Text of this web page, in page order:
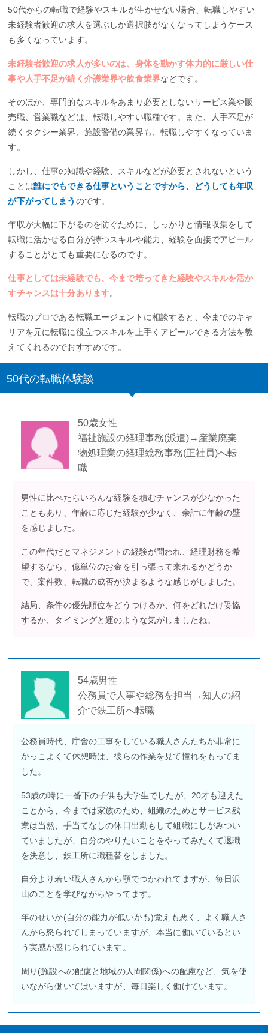
50代からの転職で経験やスキルが生かせない場合、転職しやすい
未経験者歓迎の求人を選ぶしか選択肢がなくなってしまうケース
も多くなっています。
未経験者歓迎の求人が多いのは、身体を動かす体力的に厳しい仕
事や人手不足が続く介護業界や飲食業界などです。
そのほか、専門的なスキルをあまり必要としないサービス業や販
売職、営業職などは、転職しやすい職種です。また、人手不足が
続くタクシー業界、施設警備の業界も、転職しやすくなっていま
す。
しかし、仕事の知識や経験、スキルなどが必要とされないという
ことは誰にでもできる仕事ということですから、どうしても年収
が下がってしまう のです。
年収が大幅に下がるのを防ぐために、しっかりと情報収集をして
転職に活かせる自分が持つスキルや能力、経験を面接でアピール
することがとても重要になるのです。
仕事としては未経験でも、今まで培ってきた経験やスキルを活か
すチャンスは十分あります。
転職のプロである転職エージェントに相談すると、今までのキャ
リアを元に転職に役立つスキルを上手くアピールできる方法を教
えてくれるのでおすすめです。
50代の転職体験談
50歳女性
福祉施設の経理事務(派遣)→産業廃棄
物処理業の経理総務事務(正社員)へ転
職
男性に比べたらいろんな経験を積むチャンスが少なかった
こともあり、年齢に応じた経験が少なく、余計に年齢の壁
を感じました。
この年代だとマネジメントの経験が問われ、経理財務を希
望するなら、億単位のお金を引っ張って来れるかどうか
で、案件数、転職の成否が決まるような感じがしました。
結局、条件の優先順位をどうつけるか、何をどれだけ妥協
するか、タイミングと運のような気がしましたね。
54歳男性
公務員で人事や総務を担当→知人の紹
介で鉄工所へ転職
公務員時代、庁舎の工事をしている職人さんたちが非常に
かっこよくて休憩時は、彼らの作業を見て憧れをもってま
した。
53歳の時に一番下の子供も大学生でしたが、20才も迎えた
ことから、今までは家族のため、組織のためとサービス残
業は当然、手当てなしの休日出勤もして組織にしがみつい
ていましたが、自分のやりたいことをやってみたくて退職
を決意し、鉄工所に職種替をしました。
自分より若い職人さんから顎でつかわれてますが、毎日沢
山のことを学びながらやってます。
年のせいか(自分の能力が低いかも)覚えも悪く、よく職人さ
んから怒られてしまっていますが、本当に働いているとい
う実感が感じられています。
周り(施設への配慮と地域の人間関係)への配慮など、気を使
いながら働いてはいますが、毎日楽しく働けています。